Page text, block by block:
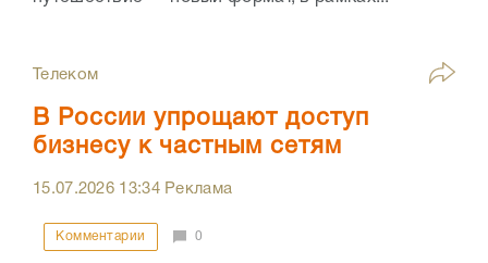
Телеком
В России упрощают доступ
бизнесу к частным сетям
15.07.2026 13:34Реклама
Комментарии 0